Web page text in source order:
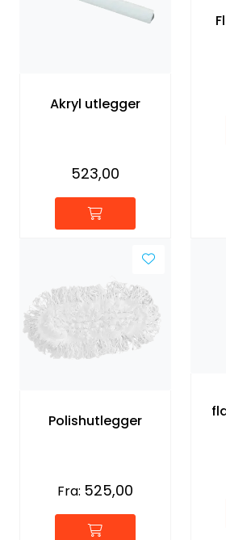
Akryl utlegger
523,00
Polishutlegger
Fra: 525,00
Gravferd